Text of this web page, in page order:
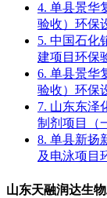
4. 单县景华
验收）环保
5. 中国石化
建项目环保
6. 单县景华
验收）环保
7. 山东东泽
制剂项目（
8. 单县新扬
及电泳项目
山东天融润达生